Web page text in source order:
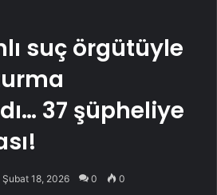
suç örgütüyle
37 şüpheliye
Şubat 18, 2026 0 0